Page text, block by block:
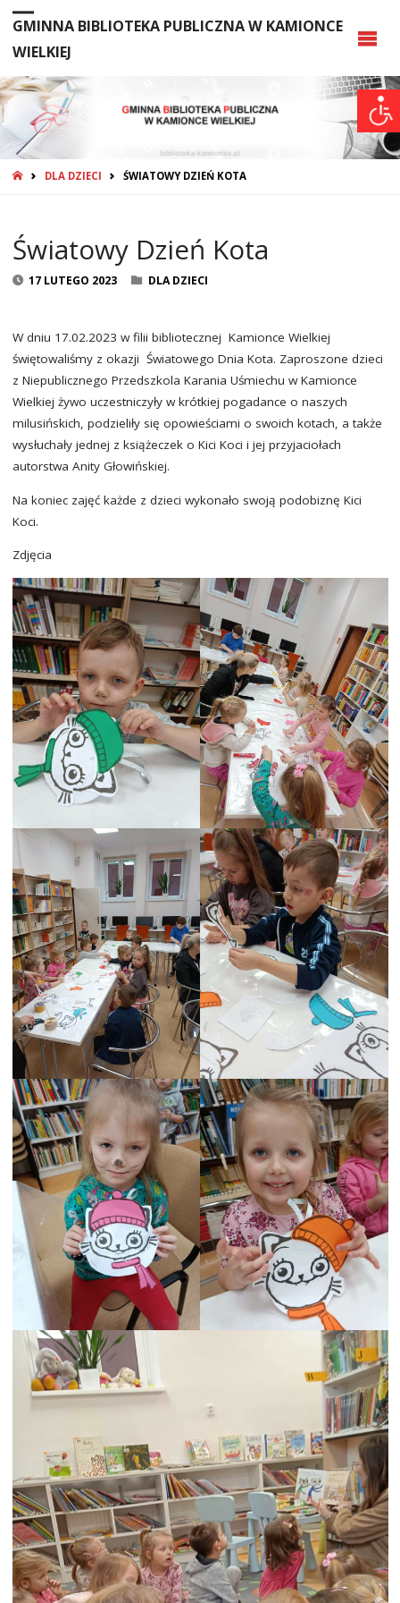
GMINNA BIBLIOTEKA PUBLICZNA W KAMIONCE
WIELKIEJ
STRONA
DLA DZIECI ŚWIATOWY DZIEŃ KOTA
Światowy Dzień Kota
17 LUTEGO 2023 DLA DZIECI
W dniu 17.02.2023 w filii bibliotecznej Kamionce Wielkiej
świętowaliśmy z okazji Światowego Dnia Kota. Zaproszone dzieci
z Niepublicznego Przedszkola Karania Uśmiechu w Kamionce
Wielkiej żywo uczestniczyły w krótkiej pogadance o naszych
milusińskich, podzieliły się opowieściami o swoich kotach, a także
wysłuchały jednej z książeczek o Kici Koci i jej przyjaciołach
autorstwa Anity Głowińskiej.
Na koniec zajęć każde z dzieci wykonało swoją podobiznę Kici
Koci.
Zdjęcia